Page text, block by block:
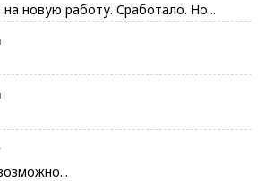
на новую работу. Сработало. Но...